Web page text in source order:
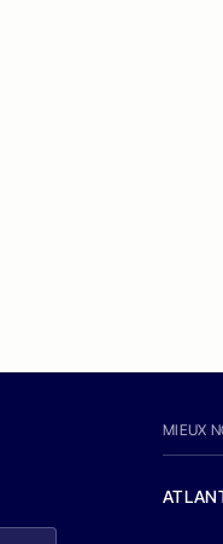
MIEUX